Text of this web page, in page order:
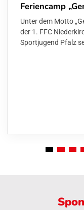
Feriencamp
Unter dem Motto
der 1. FFC
Sportjugend Pfalz